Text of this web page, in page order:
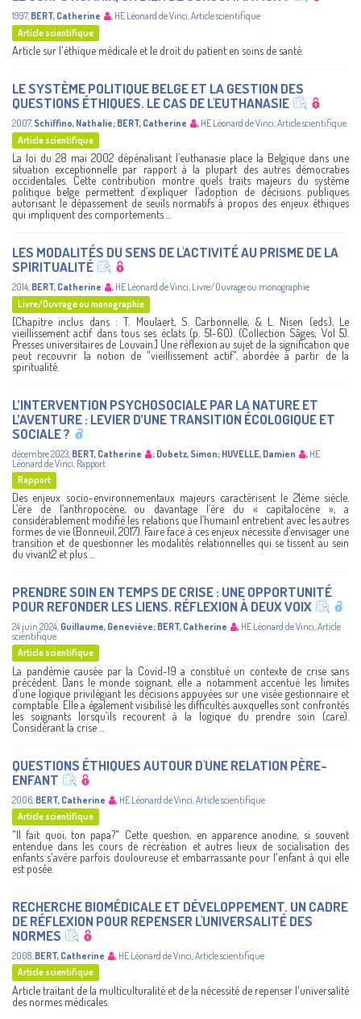
1997, BERT, Catherine , HE Léonard de Vinci Article scientifique
Article scientifique
Article sur l'éthique médicale et le droit du patient en soins de santé.
LE SYSTÈME POLITIQUE BELGE ET LA GESTION DES
QUESTIONS ÉTHIQUES. LE CAS DE L'EUTHANASIE
2007, Schiffino, Nathalie; BERT, Catherine , HE Léonard de Vinci Article scientifique
Article scientifique
La loi du 28 mai 2002 dépénalisant l’euthanasie place la Belgique dans une
situation exceptionnelle par rapport à la plupart des autres démocraties
occidentales. Cette contribution montre quels traits majeurs du système
politique belge permettent d’expliquer l’adoption de décisions publiques
autorisant le dépassement de seuils normatifs à propos des enjeux éthiques
qui impliquent des comportements ...
LES MODALITÉS DU SENS DE L'ACTIVITÉ AU PRISME DE LA
SPIRITUALITÉ
2014, BERT, Catherine , HE Léonard de Vinci, Livre/Ouvrage ou monographie
Livre/Ouvrage ou monographie
[Chapitre inclus dans : T. Moulaert, S. Carbonnelle, & L. Nisen (eds.), Le
vieillissement actif dans tous ses éclats (p. 51-60). (Collection Sâges; Vol 5).
Presses universitaires de Louvain.] Une réflexion au sujet de la signification que
peut recouvrir la notion de "vieillissement actif", abordée à partir de la
spiritualité.
L’INTERVENTION PSYCHOSOCIALE PAR LA NATURE ET
L’AVENTURE : LEVIER D’UNE TRANSITION ÉCOLOGIQUE ET
SOCIALE ?
décembre 2023, BERT, Catherine ; Dubetz, Simon; HUVELLE, Damien , HE
Léonard de Vinci, Rapport
Rapport
Des enjeux socio-environnementaux majeurs caractérisent le 21ème siècle.
L’ère de l’anthropocène, ou davantage l’ère du « capitalocène », a
considérablement modifié les relations que l’humain1 entretient avec les autres
formes de vie (Bonneuil, 2017). Faire face à ces enjeux nécessite d’envisager une
transition et de questionner les modalités relationnelles qui se tissent au sein
du vivant2 et plus ...
PRENDRE SOIN EN TEMPS DE CRISE : UNE OPPORTUNITÉ
POUR REFONDER LES LIENS. RÉFLEXION À DEUX VOIX
24 juin 2024, Guillaume, Geneviève; BERT, Catherine , HE Léonard de Vinci,Article
scientifique
Article scientifique
La pandémie causée par la Covid-19 a constitué un contexte de crise sans
précédent. Dans le monde soignant, elle a notamment accentué les limites
d’une logique privilégiant les décisions appuyées sur une visée gestionnaire et
comptable. Elle a également visibilisé les difficultés auxquelles sont confrontés
les soignants lorsqu’ils recourent à la logique du prendre soin (care).
Considérant la crise ...
QUESTIONS ÉTHIQUES AUTOUR D'UNE RELATION PÈRE-
ENFANT
2006 BERT, Catherine , HE Léonard de Vinci Article scientifique
Article scientifique
"Il fait quoi, ton papa?" Cette question, en apparence anodine, si souvent
entendue dans les cours de récréation et autres lieux de socialisation des
enfants s'avère parfois douloureuse et embarrassante pour l'enfant à qui elle
est posée.
RECHERCHE BIOMÉDICALE ET DÉVELOPPEMENT. UN CADRE
DE RÉFLEXION POUR REPENSER L'UNIVERSALITÉ DES
NORMES
2008 BERT, Catherine , HE Léonard de Vinci Article scientifique
Article scientifique
Article traitant de la multiculturalité et de la nécessité de repenser l'universalité
des normes médicales.